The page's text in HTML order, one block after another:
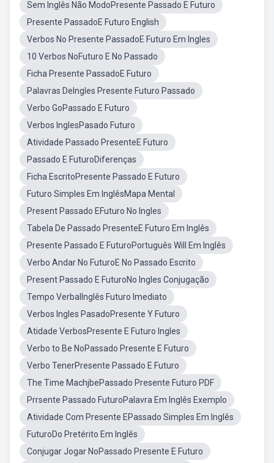
Sem Inglês Não ModoPresente Passado E Futuro
Presente PassadoE Futuro English
Verbos No Presente PassadoE Futuro Em Ingles
10 Verbos NoFuturo E No Passado
Ficha Presente PassadoE Futuro
Palavras DeIngles Presente Futuro Passado
Verbo GoPassado E Futuro
Verbos InglesPasado Futuro
Atividade Passado PresenteE Futuro
Passado E FuturoDiferenças
Ficha EscritoPresente Passado E Futuro
Futuro Simples Em InglêsMapa Mental
Present Passado EFuturo No Ingles
Tabela De Passado PresenteE Futuro Em Inglês
Presente Passado E FuturoPortuguês Will Em Inglês
Verbo Andar No FuturoE No Passado Escrito
Present Passado E FuturoNo Ingles Conjugação
Tempo VerbalInglês Futuro Imediato
Verbos Ingles PasadoPresente Y Futuro
Atidade VerbosPresente E Futuro Ingles
Verbo to Be NoPassado Presente E Futuro
Verbo TenerPresente Passado E Futuro
The Time MachjbePassado Presente Futuro PDF
Prrsente Passado FuturoPalavra Em Inglês Exemplo
Atividade Com Presente EPassado Simples Em Inglês
FuturoDo Pretérito Em Inglês
Conjugar Jogar NoPassado Presente E Futuro